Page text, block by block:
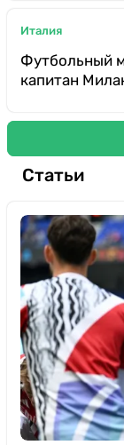
Италия
Футбольный
капитан
Статьи